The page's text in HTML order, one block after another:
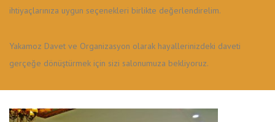
ihtiyaçlarınıza uygun seçenekleri birlikte değerlendirelim.
Yakamoz Davet ve Organizasyon olarak hayallerinizdeki daveti
gerçeğe dönüştürmek için sizi salonumuza bekliyoruz.